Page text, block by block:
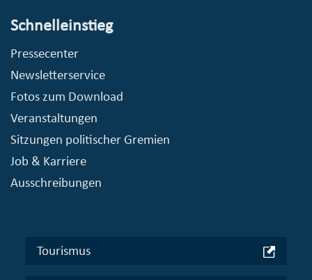
Schnelleinstieg
Pressecenter
Newsletterservice
Fotos zum Download
Veranstaltungen
Sitzungen politischer Gremien
Job & Karriere
Ausschreibungen
Tourismus